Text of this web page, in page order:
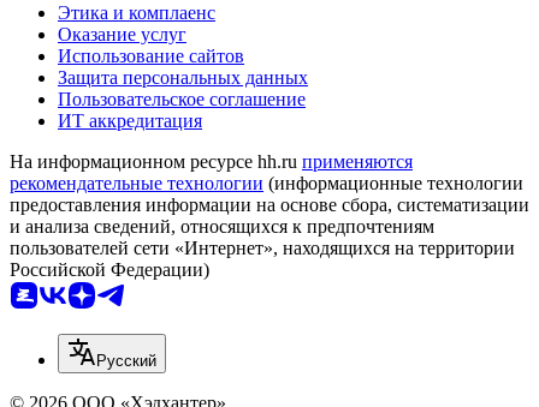
Этика и комплаенс
Оказание услуг
Использование сайтов
Защита персональных данных
Пользовательское соглашение
ИТ аккредитация
На информационном ресурсе hh.ru применяются
рекомендательные технологии (информационные технологии
предоставления информации на основе сбора, систематизации
и анализа сведений, относящихся к предпочтениям
пользователей сети «Интернет», находящихся на территории
Российской Федерации)
Русский
© 2026 ООО «Хэдхантер»